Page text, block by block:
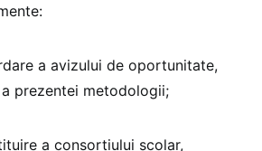
a avizului de oportunitate,
prezentei metodologii;
a consorțiului școlar,